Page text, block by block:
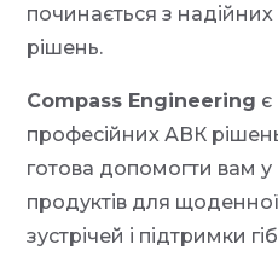
починається з надійних
рішень.
Compass Engineering є
професійних АВК
готова допомогти вам у
продуктів для
зустрічей і підтримки